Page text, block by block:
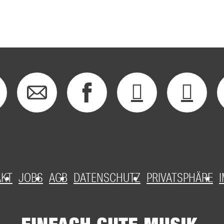
JOBS AGB DATENSCHUTZ PRIVATSPHÄRE